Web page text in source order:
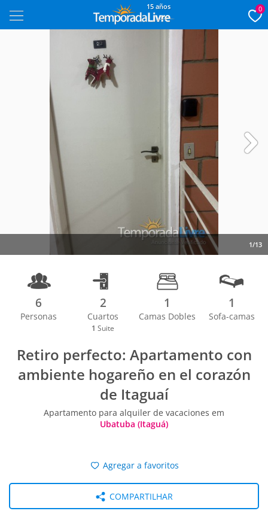
15 años 0
1/13
6
Personas
2
Cuartos
1 Suite
1
Camas Dobles
1
Sofa-camas
Retiro perfecto: Apartamento con
ambiente hogareño en el corazón
de Itaguaí
Apartamento para alquiler de vacaciones em
Ubatuba (Itaguá)
Agregar a favoritos
COMPARTILHAR